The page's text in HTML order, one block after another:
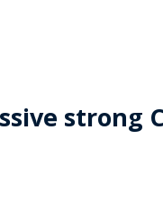
strong